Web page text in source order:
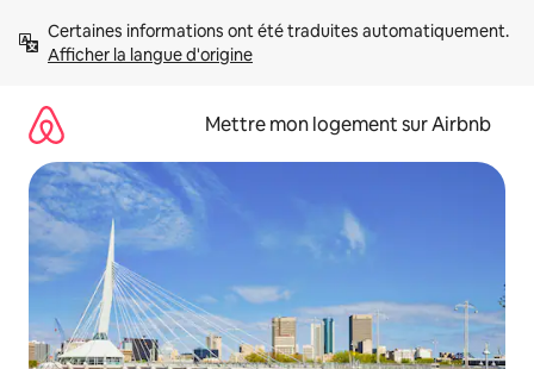
directement
Afficher la langue d'origine
Mettre mon logement sur Airbnb